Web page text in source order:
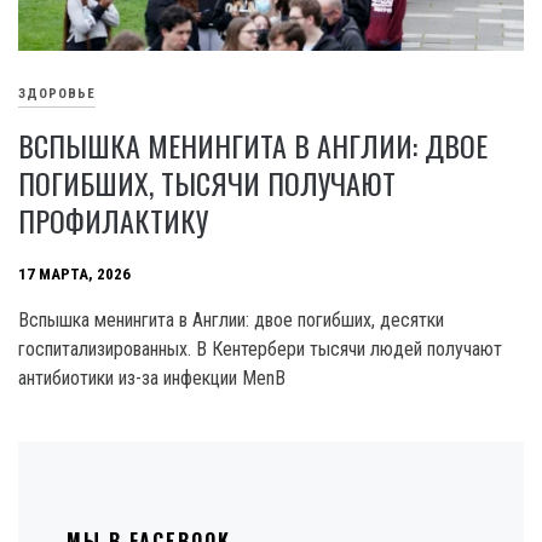
ЗДОРОВЬЕ
ВСПЫШКА МЕНИНГИТА В АНГЛИИ: ДВОЕ
ПОГИБШИХ, ТЫСЯЧИ ПОЛУЧАЮТ
ПРОФИЛАКТИКУ
17 МАРТА, 2026
Вспышка менингита в Англии: двое погибших, десятки
госпитализированных. В Кентербери тысячи людей получают
антибиотики из-за инфекции MenB